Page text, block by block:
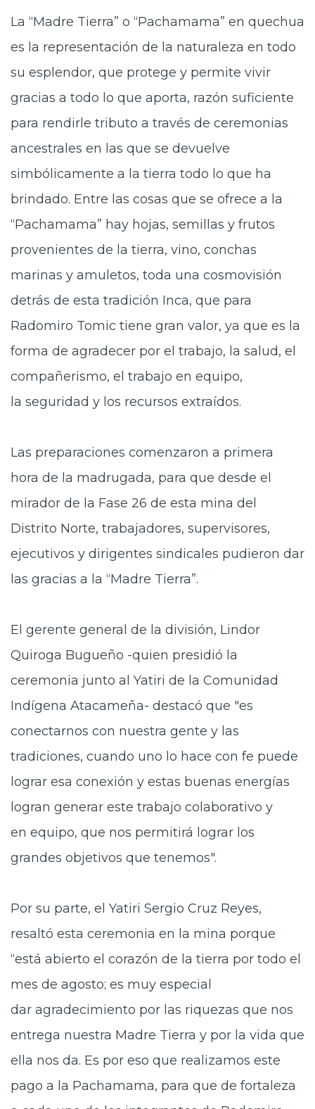
La “Madre Tierra” o “Pachamama” en quechua
es la representación de la naturaleza en todo
su esplendor, que protege y permite vivir
gracias a todo lo que aporta, razón suficiente
para rendirle tributo a través de ceremonias
ancestrales en las que se devuelve
simbólicamente a la tierra todo lo que ha
brindado. Entre las cosas que se ofrece a la
“Pachamama” hay hojas, semillas y frutos
provenientes de la tierra, vino, conchas
marinas y amuletos, toda una cosmovisión
detrás de esta tradición Inca, que para
Radomiro Tomic tiene gran valor, ya que es la
forma de agradecer por el trabajo, la salud, el
compañerismo, el trabajo en equipo,
la seguridad y los recursos extraídos.
Las preparaciones comenzaron a primera
hora de la madrugada, para que desde el
mirador de la Fase 26 de esta mina del
Distrito Norte, trabajadores, supervisores,
ejecutivos y dirigentes sindicales pudieron dar
las gracias a la “Madre Tierra”.
El gerente general de la división, Lindor
Quiroga Bugueño -quien presidió la
ceremonia junto al Yatiri de la Comunidad
Indígena Atacameña- destacó que "es
conectarnos con nuestra gente y las
tradiciones, cuando uno lo hace con fe puede
lograr esa conexión y estas buenas energías
logran generar este trabajo colaborativo y
en equipo, que nos permitirá lograr los
grandes objetivos que tenemos".
Por su parte, el Yatiri Sergio Cruz Reyes,
resaltó esta ceremonia en la mina porque
“está abierto el corazón de la tierra por todo el
mes de agosto; es muy especial
dar agradecimiento por las riquezas que nos
entrega nuestra Madre Tierra y por la vida que
ella nos da. Es por eso que realizamos este
pago a la Pachamama, para que de fortaleza